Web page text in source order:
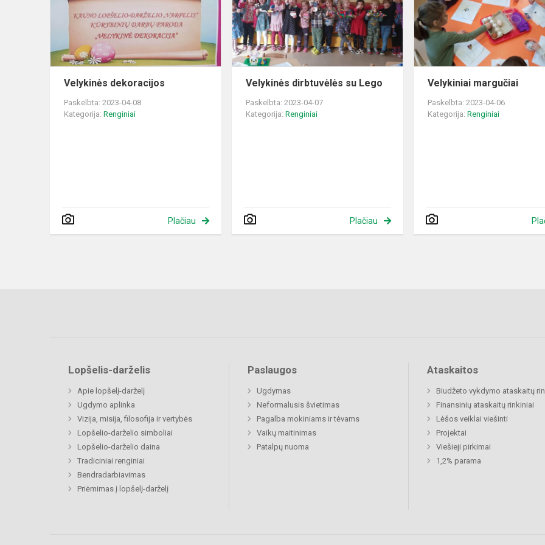
Velykinės dekoracijos
Paskelbta: 2023-04-08
Kategorija: Renginiai
Plačiau
Lego
Velykinės dirbtuvėlės su Lego
Paskelbta: 2023-04-07
Kategorija:Renginiai
Plačiau
Velykiniai margučiai
Paskelbta: 2023-04-06
Kategorija:Renginiai
Lopšelis-darželis
Apie lopšelį-darželį
Ugdymo aplinka
Vizija, misija, filosofija ir vertybės
Lopšelio-darželio simboliai
Lopšelio-darželio daina
Tradiciniai renginiai
Bendradarbiavimas
Priėmimas į lopšelį-darželį
Paslaugos
Ugdymas
Neformalusis švietimas
Pagalba mokiniams ir tėvams
Vaikų maitinimas
Patalpų nuoma
Ataskaitos
Biudžeto vykdymo ataskaitų
Finansinių ataskaitų rinkiniai
Lėšos veiklai viešinti
Projektai
Viešieji pirkimai
1,2% parama